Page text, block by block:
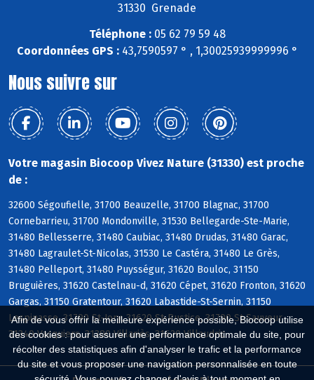
Afin de vous offrir la meilleure expérience possible, Biocoop utilise
des cookies : pour assurer une performance optimale du site, pour
récolter des statistiques afin d'analyser le trafic et la performance
du site et vous proposer une navigation personnalisée en toute
31330 Grenade
Téléphone :05 62 79 59 48
Coordonnées GPS :43,7590597 ° , 1,30025939999996 °
Nous suivre sur
Votre magasin Biocoop Vivez Nature (31330) est proche
de :
32600 Ségoufielle, 31700 Beauzelle, 31700 Blagnac, 31700
Cornebarrieu, 31700 Mondonville, 31530 Bellegarde-Ste-Marie,
31480 Bellesserre, 31480 Caubiac, 31480 Drudas, 31480 Garac,
31480 Lagraulet-St-Nicolas, 31530 Le Castéra, 31480 Le Grès,
31480 Pelleport, 31480 Puysségur, 31620 Bouloc, 31150
Bruguières, 31620 Castelnau-d, 31620 Cépet, 31620 Fronton, 31620
Gargas, 31150 Gratentour, 31620 Labastide-St-Sernin, 31150
Lespinasse, 31790 St-Jory, 31620 St-Rustice, 31790 St-Sauveur,
31340 Vacquiers, 31380 Villariès, 31620 Villaudric